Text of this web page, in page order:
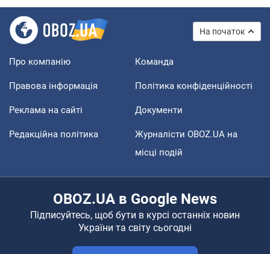
На початок
Про компанію Команда
Правова інформація Політика конфіденційності
Реклама на сайті Документи
Редакційна політика
Журналісти OBOZ.UA на
місці подій
OBOZ.UA в Google News
Підписуйтесь, щоб бути в курсі останніх новин
України та світу сьогодні